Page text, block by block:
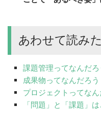
あわせて読み
課題管理ってなんだろ
成果物ってなんだろう
プロジェクトってなん
「問題」と「課題」